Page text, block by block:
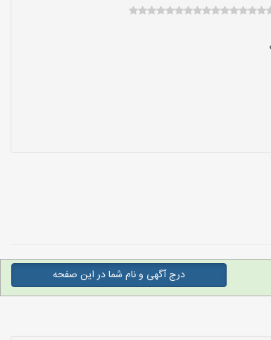
درج آگهی و نام شما در این صفحه